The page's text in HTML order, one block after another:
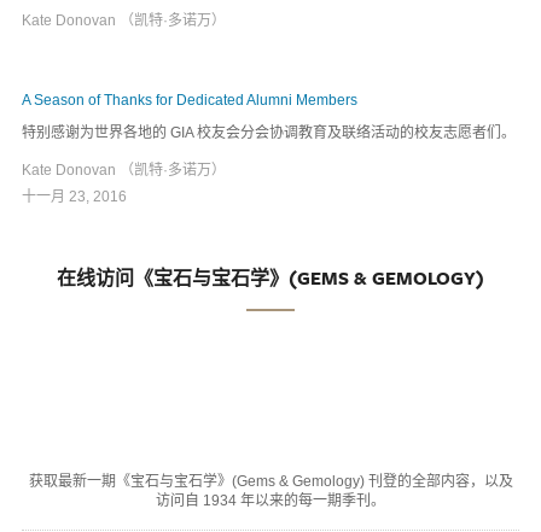
Kate Donovan （凯特·多诺万）
A Season of Thanks for Dedicated Alumni Members
特别感谢为世界各地的 GIA 校友会分会协调教育及联络活动的校友志愿者们。
Kate Donovan （凯特·多诺万）
十一月 23, 2016
在线访问《宝石与宝石学》(GEMS & GEMOLOGY)
获取最新一期《宝石与宝石学》(Gems & Gemology) 刊登的全部内容，以及
访问自 1934 年以来的每一期季刊。